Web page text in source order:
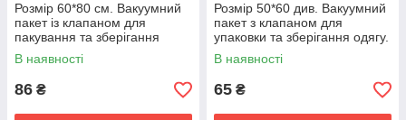
Розмір 60*80 см. Вакуумний
пакет із клапаном для
пакування та зберігання
одягу.
В наявності
86 ₴
Розмір 50*60 див. Вакуумний
пакет з клапаном для
упаковки та зберігання одягу.
В наявності
65 ₴